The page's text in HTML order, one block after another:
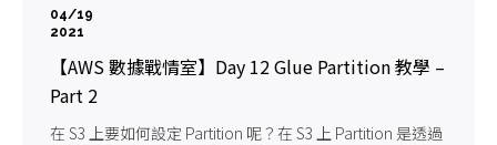
04/19
2021
【AWS 數據戰情室】Day 12 Glue Partition 教學 –
Part 2
在 S3 上要如何設定 Partition 呢？在 S3 上 Partition 是透過